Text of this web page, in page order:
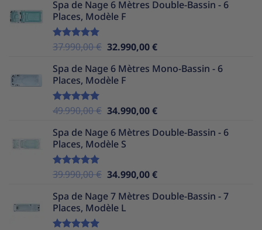
initial
était :
actuel
Spa de Nage 6 Mètres Double-Bassin - 6
Places, Modèle F
Note5.00
37.990,00€ Le
initial
était :
32.990,00€Le
actuel
Spa de Nage 6 Mètres Mono-Bassin - 6
Places, Modèle F
Note5.00
49.990,00€ Le
initial
était :
34.990,00€Le
actuel
Spa de Nage 6 Mètres Double-Bassin - 6
Places, Modèle S
Note5.00
39.990,00€ Le
initial
était :
34.990,00€Le
actuel
Spa de Nage 7 Mètres Double-Bassin - 7
Places, Modèle L